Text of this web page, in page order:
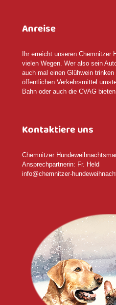
Anreise
Ihr erreicht unseren Chemnitzer
vielen Wegen. Wer also sein
auch mal einen Glühwein
öffentlichen Verkehrsmittel
Bahn oder auch die CVAG
Kontaktiere uns
Chemnitzer
Ansprechpartnerin: Fr. Held
info@chemnitzer-